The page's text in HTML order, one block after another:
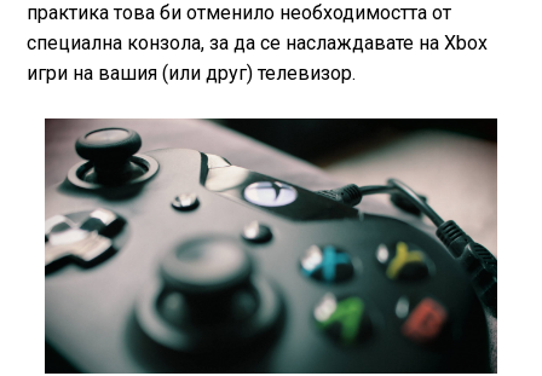
практика това би отменило необходимостта от
специална конзола, за да се наслаждавате на Xbox
игри на вашия (или друг) телевизор.